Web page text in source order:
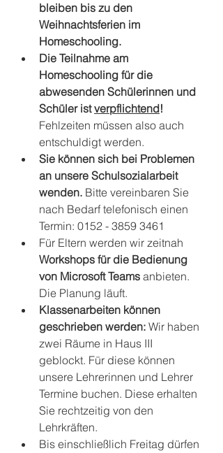
bleiben bis zu den
Weihnachtsferien im
Homeschooling.
Die Teilnahme am
Homeschooling für die
abwesenden Schülerinnen und
Schüler ist verpflichtend!
Fehlzeiten müssen also auch
entschuldigt werden.
Sie können sich bei Problemen
an unsere Schulsozialarbeit
wenden. Bitte vereinbaren Sie
nach Bedarf telefonisch einen
Termin: 0152 - 3859 3461
Für Eltern werden wir zeitnah
Workshops für die Bedienung
von Microsoft Teams anbieten.
Die Planung läuft.
Klassenarbeiten können
geschrieben werden: Wir haben
zwei Räume in Haus III
geblockt. Für diese können
unsere Lehrerinnen und Lehrer
Termine buchen. Diese erhalten
Sie rechtzeitig von den
Lehrkräften.
Bis einschließlich Freitag dürfen